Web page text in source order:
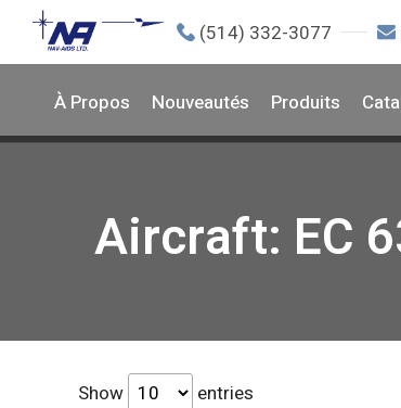
(514) 332-3077
À Propos Nouveautés Produits
Aircraft: EC
Show entries